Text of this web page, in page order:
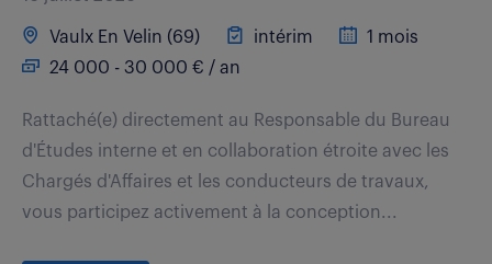
Vaulx En Velin (69) intérim
1 mois
24 000 - 30 000 € / an
Rattaché(e) directement au Responsable du Bureau
d'Études interne et en collaboration étroite avec les
Chargés d'Affaires et les conducteurs de travaux,
vous participez activement à la conception...